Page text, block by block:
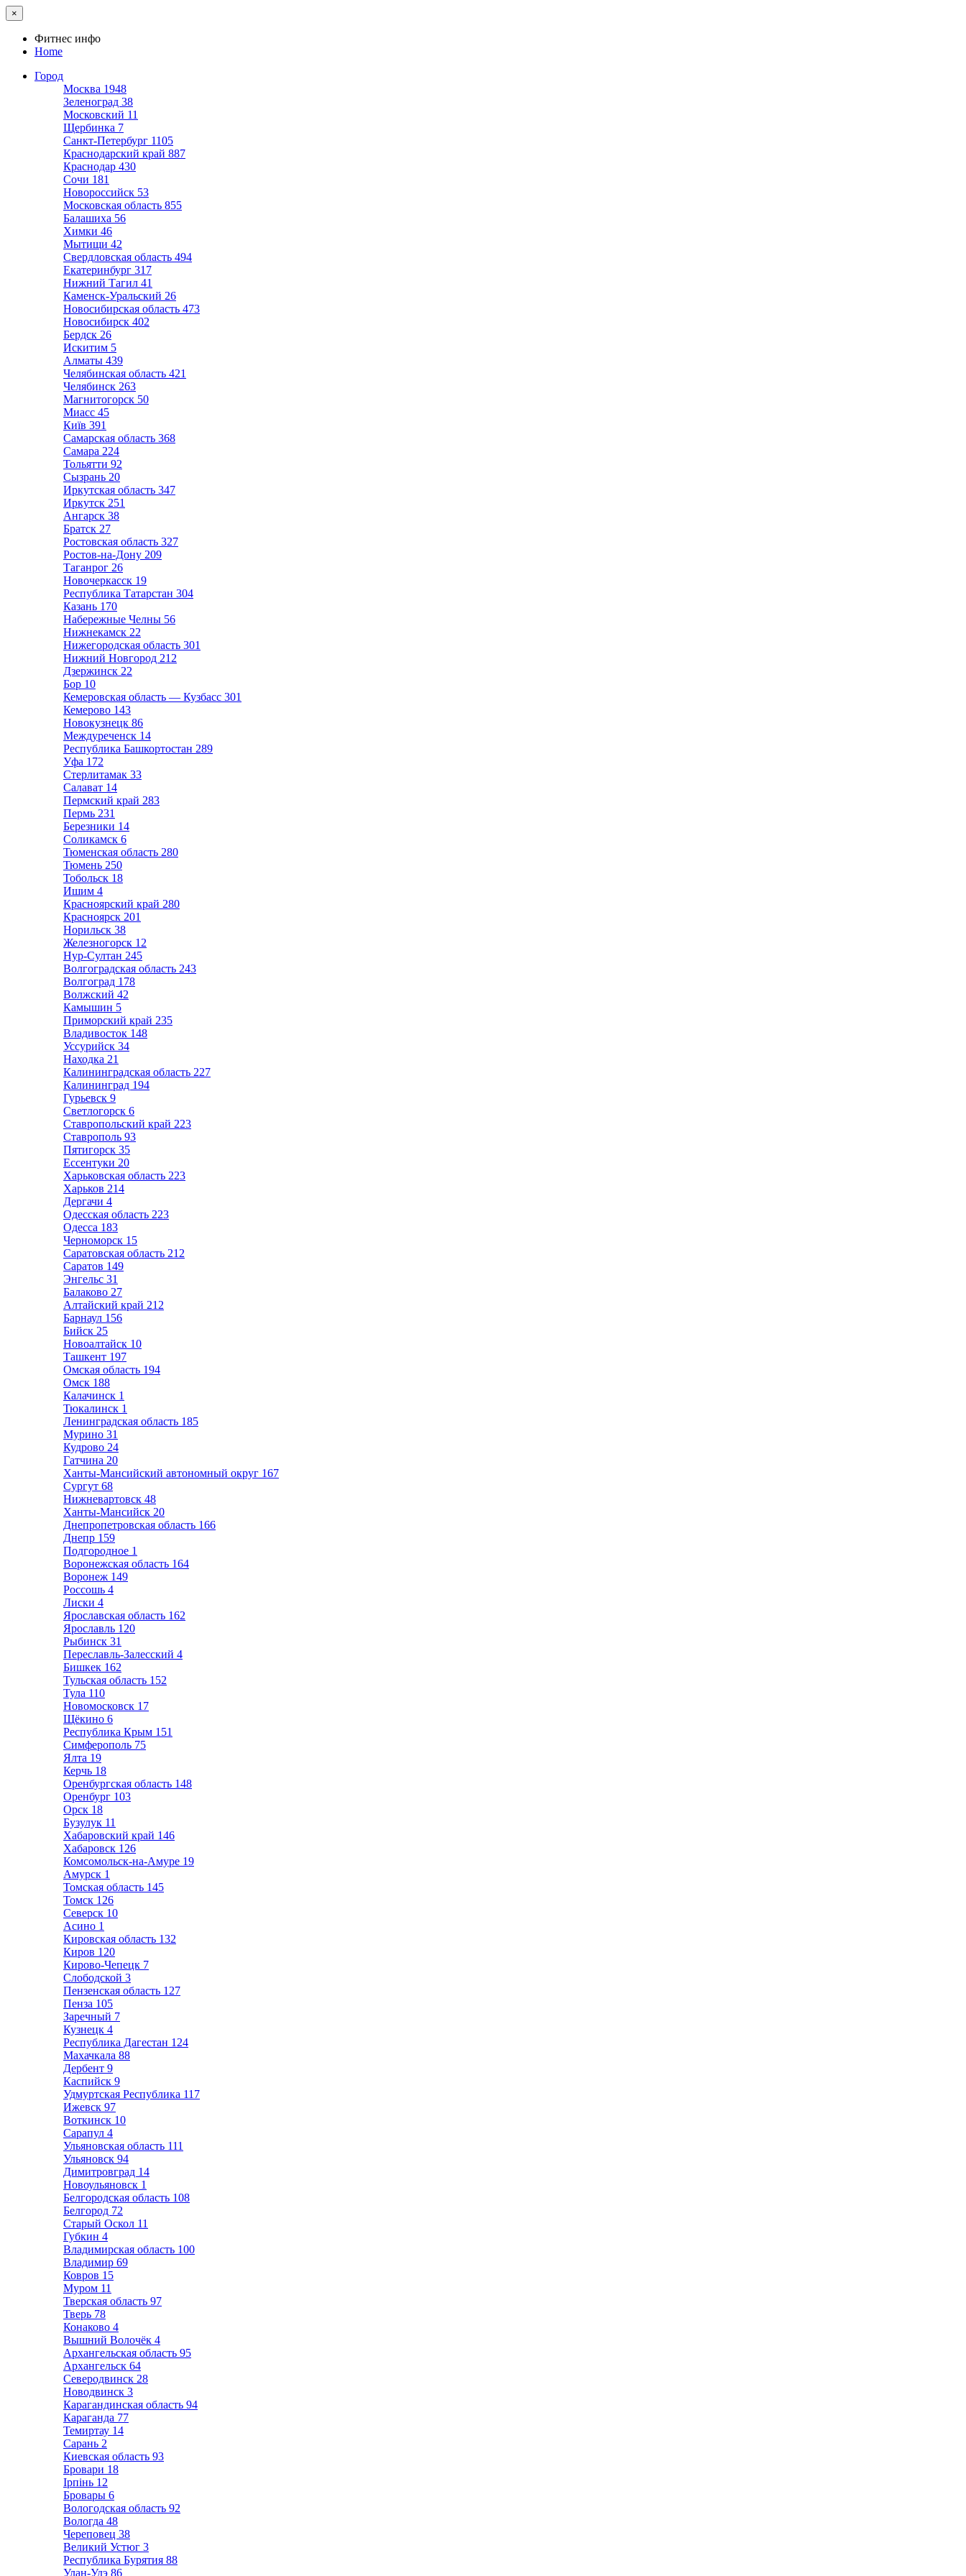
×
Фитнес инфо
Home
Город
Москва 1948
Зеленоград 38
Московский 11
Щербинка 7
Санкт-Петербург 1105
Краснодарский край 887
Краснодар 430
Сочи 181
Новороссийск 53
Московская область 855
Балашиха 56
Химки 46
Мытищи 42
Свердловская область 494
Екатеринбург 317
Нижний Тагил 41
Каменск-Уральский 26
Новосибирская область 473
Новосибирск 402
Бердск 26
Искитим 5
Алматы 439
Челябинская область 421
Челябинск 263
Магнитогорск 50
Миасс 45
Київ 391
Самарская область 368
Самара 224
Тольятти 92
Сызрань 20
Иркутская область 347
Иркутск 251
Ангарск 38
Братск 27
Ростовская область 327
Ростов-на-Дону 209
Таганрог 26
Новочеркасск 19
Республика Татарстан 304
Казань 170
Набережные Челны 56
Нижнекамск 22
Нижегородская область 301
Нижний Новгород 212
Дзержинск 22
Бор 10
Кемеровская область — Кузбасс 301
Кемерово 143
Новокузнецк 86
Междуреченск 14
Республика Башкортостан 289
Уфа 172
Стерлитамак 33
Салават 14
Пермский край 283
Пермь 231
Березники 14
Соликамск 6
Тюменская область 280
Тюмень 250
Тобольск 18
Ишим 4
Красноярский край 280
Красноярск 201
Норильск 38
Железногорск 12
Нур-Султан 245
Волгоградская область 243
Волгоград 178
Волжский 42
Камышин 5
Приморский край 235
Владивосток 148
Уссурийск 34
Находка 21
Калининградская область 227
Калининград 194
Гурьевск 9
Светлогорск 6
Ставропольский край 223
Ставрополь 93
Пятигорск 35
Ессентуки 20
Харьковская область 223
Харьков 214
Дергачи 4
Одесская область 223
Одесса 183
Черноморск 15
Саратовская область 212
Саратов 149
Энгельс 31
Балаково 27
Алтайский край 212
Барнаул 156
Бийск 25
Новоалтайск 10
Ташкент 197
Омская область 194
Омск 188
Калачинск 1
Тюкалинск 1
Ленинградская область 185
Мурино 31
Кудрово 24
Гатчина 20
Ханты-Мансийский автономный округ 167
Сургут 68
Нижневартовск 48
Ханты-Мансийск 20
Днепропетровская область 166
Днепр 159
Подгородное 1
Воронежская область 164
Воронеж 149
Россошь 4
Лиски 4
Ярославская область 162
Ярославль 120
Рыбинск 31
Переславль-Залесский 4
Бишкек 162
Тульская область 152
Тула 110
Новомосковск 17
Щёкино 6
Республика Крым 151
Симферополь 75
Ялта 19
Керчь 18
Оренбургская область 148
Оренбург 103
Орск 18
Бузулук 11
Хабаровский край 146
Хабаровск 126
Комсомольск-на-Амуре 19
Амурск 1
Томская область 145
Томск 126
Северск 10
Асино 1
Кировская область 132
Киров 120
Кирово-Чепецк 7
Слободской 3
Пензенская область 127
Пенза 105
Заречный 7
Кузнецк 4
Республика Дагестан 124
Махачкала 88
Дербент 9
Каспийск 9
Удмуртская Республика 117
Ижевск 97
Воткинск 10
Сарапул 4
Ульяновская область 111
Ульяновск 94
Димитровград 14
Новоульяновск 1
Белгородская область 108
Белгород 72
Старый Оскол 11
Губкин 4
Владимирская область 100
Владимир 69
Ковров 15
Муром 11
Тверская область 97
Тверь 78
Конаково 4
Вышний Волочёк 4
Архангельская область 95
Архангельск 64
Северодвинск 28
Новодвинск 3
Карагандинская область 94
Караганда 77
Темиртау 14
Сарань 2
Киевская область 93
Бровари 18
Ірпінь 12
Бровары 6
Вологодская область 92
Вологда 48
Череповец 38
Великий Устюг 3
Республика Бурятия 88
Улан-Удэ 86